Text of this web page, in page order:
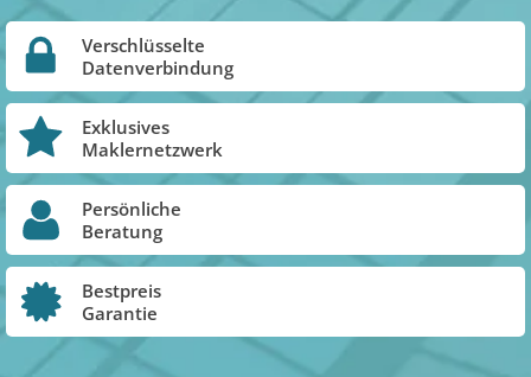
Verschlüsselte
Datenverbindung
Exklusives
Maklernetzwerk
Persönliche
Beratung
Bestpreis
Garantie